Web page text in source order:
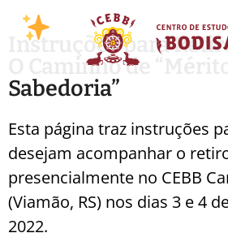
Instruções para
O Caminho de
Sabedoria”
Esta página traz instruções
desejam acompanhar o
presencialmente no CEBB
(Viamão, RS) nos dias 3 e 4
2022.